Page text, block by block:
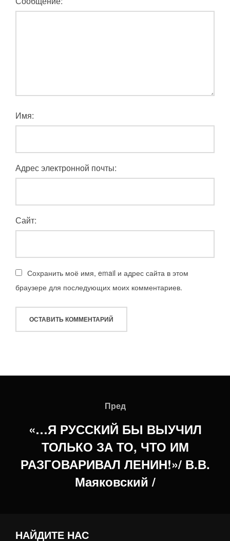
Имя:
Адрес электронной почты:
Сайт:
Сохранить моё имя, email и адрес сайта в этом
браузере для последующих моих комментариев.
записям
Пред
Пред
«…Я РУССКИЙ БЫ ВЫУЧИЛ
ТОЛЬКО ЗА ТО, ЧТО ИМ
РАЗГОВАРИВАЛ ЛЕНИН!»/ В.В.
Маяковский /
НАЙДИТЕ НАС